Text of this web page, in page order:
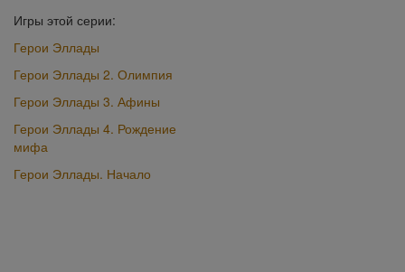
Игры этой серии:
Герои Эллады
Герои Эллады 2. Олимпия
Герои Эллады 3. Афины
Герои Эллады 4. Рождение
мифа
Герои Эллады. Начало